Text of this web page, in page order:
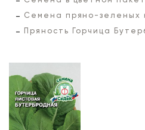
Семена пряно-зеленых
Пряность Горчица